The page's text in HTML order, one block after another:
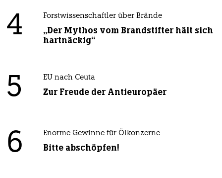
4 Forstwissenschaftler über Brände
„Der Mythos vom Brandstifter hält sich
hartnäckig“
5 EU nach Ceuta
Zur Freude der Antieuropäer
6 Enorme Gewinne für Ölkonzerne
Bitte abschöpfen!